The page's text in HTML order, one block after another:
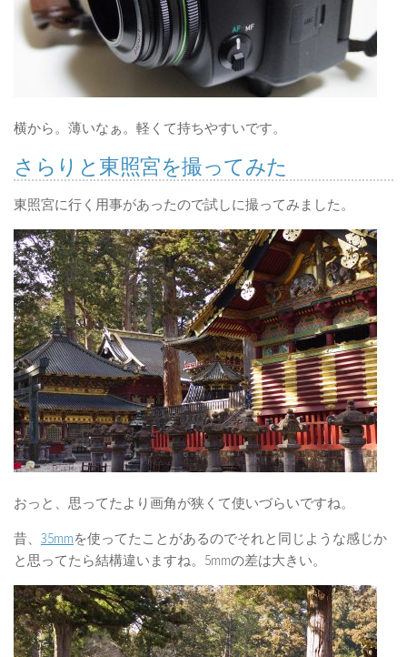
横から。薄いなぁ。軽くて持ちやすいです。
さらりと東照宮を撮ってみた
東照宮に行く用事があったので試しに撮ってみました。
おっと、思ってたより画角が狭くて使いづらいですね。
昔、 35mmを使ってたことがあるのでそれと同じような感じか
と思ってたら結構違いますね。5mmの差は大きい。